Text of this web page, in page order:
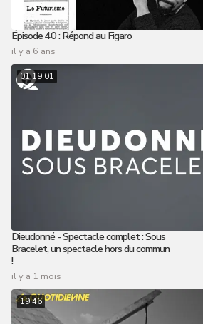
Épisode 40 : Répond au Figaro
il y a 6 ans
01:19:01
Dieudonné - Spectacle complet : Sous
Bracelet, un spectacle hors du commun
!
il y a 1 mois
19:46